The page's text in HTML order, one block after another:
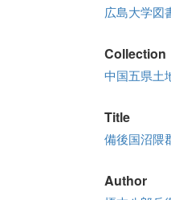
広島大学図
Collection
中国五県土
Title
備後国沼隈
Author